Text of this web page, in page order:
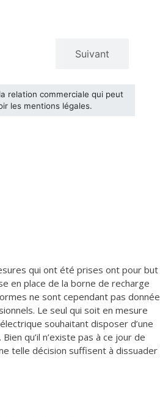
qui ont été prises ont pour but
en place de la borne de recharge
ne sont cependant pas
Le seul qui soit en mesure
souhaitant disposer d’une
qu’il n’existe pas à ce jour de
telle décision suffisent à dissuader